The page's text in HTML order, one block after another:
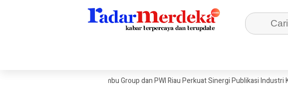
Ekonomi Dunia, Sambu Group dan PWI Riau Perkuat Sinergi Publikasi Industri Kelapa